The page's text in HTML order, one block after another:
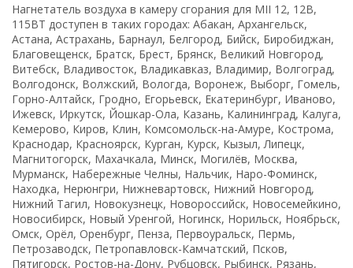
Нагнетатель воздуха в камеру сгорания для MII 12, 12В,
115ВТ доступен в таких городах: Абакан, Архангельск,
Астана, Астрахань, Барнаул, Белгород, Бийск, Биробиджан,
Благовещенск, Братск, Брест, Брянск, Великий Новгород,
Витебск, Владивосток, Владикавказ, Владимир, Волгоград,
Волгодонск, Волжский, Вологда, Воронеж, Выборг, Гомель,
Горно-Алтайск, Гродно, Егорьевск, Екатеринбург, Иваново,
Ижевск, Иркутск, Йошкар-Ола, Казань, Калининград, Калуга,
Кемерово, Киров, Клин, Комсомольск-на-Амуре, Кострома,
Краснодар, Красноярск, Курган, Курск, Кызыл, Липецк,
Магнитогорск, Махачкала, Минск, Могилёв, Москва,
Мурманск, Набережные Челны, Нальчик, Наро-Фоминск,
Находка, Нерюнгри, Нижневартовск, Нижний Новгород,
Нижний Тагил, Новокузнецк, Новороссийск, Новосемейкино,
Новосибирск, Новый Уренгой, Ногинск, Норильск, Ноябрьск,
Омск, Орёл, Оренбург, Пенза, Первоуральск, Пермь,
Петрозаводск, Петропавловск-Камчатский, Псков,
Пятигорск, Ростов-на-Дону, Рубцовск, Рыбинск, Рязань,